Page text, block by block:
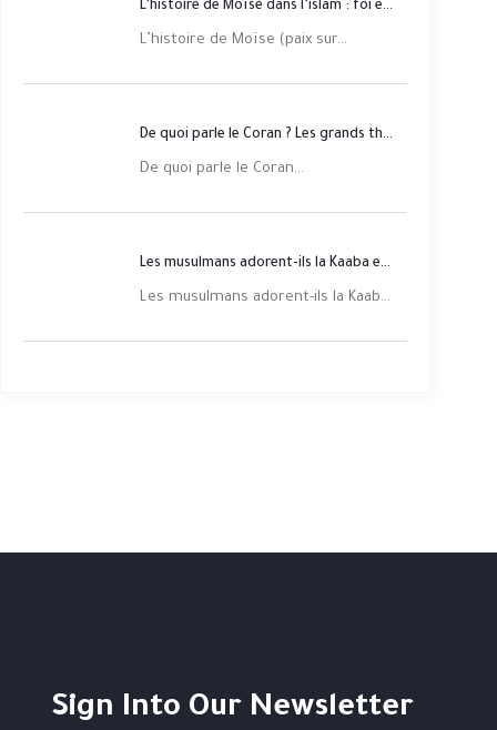
L’histoire de Moïse dans l’islam : foi et justice
L’histoire de Moïse (paix sur...
De quoi parle le Coran ? Les grands thèmes expliqués
De quoi parle le Coran...
Les musulmans adorent-ils la Kaaba et le prophète Muhammad ?
Les musulmans adorent-ils la Kaaba...
Sign Into Our Newsletter